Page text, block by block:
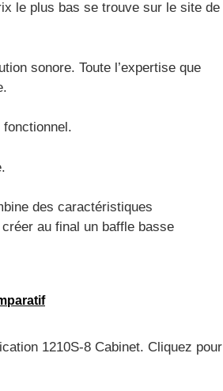
le plus bas se trouve sur le site de
sonore. Toute l’expertise que
des caractéristiques
au final un baffle basse
1210S-8 Cabinet. Cliquez pour